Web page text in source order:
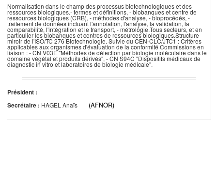
Normalisation dans le champ des processus biotechnologiques et des
ressources biologiques.- termes et définitions, - biobanques et centre de
ressources biologiques (CRB), - méthodes d'analyse, - bioprocédés, -
traitement de données incluant l'annotation, l'analyse, la validation, la
comparabilité, l'intégration et le transport, - métrologie.Tous secteurs, et en
particulier les biobanques et centres de ressources biologiques.Structure
miroir de l'ISO/TC 276 Biotechnologie. Suivie du CEN-CLC/JTC1 : Critères
applicables aux organismes d'évaluation de la conformité Commissions en
liaison : - CN V03E "Méthodes de détection par biologie moléculaire dans le
domaine végétal et produits dérivés", - CN S94C "Dispositifs médicaux de
diagnostic in vitro et laboratoires de biologie médicale".
Président :
Secrétaire : HAGEL Anaïs (AFNOR)